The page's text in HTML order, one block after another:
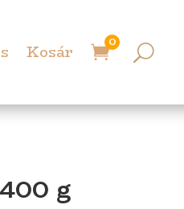
Kosár 
0
g